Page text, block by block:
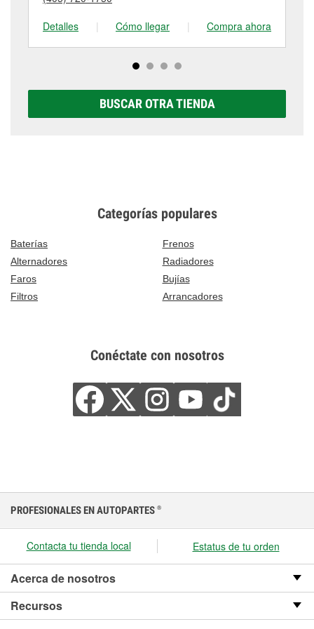
visítanos en 12029 Nw Expressway, Oklahoma City,
OK.
tienda #6456 para obtener más información.
Detalles
| Cómo llegar | Compra ahora
BUSCAR OTRA TIENDA
Categorías populares
Baterías
Frenos
Alternadores
Radiadores
Faros
Bujías
Filtros
Arrancadores
Conéctate con nosotros
PROFESIONALES EN AUTOPARTES ®
Contacta tu tienda local Estatus de tu orden
Acerca de nosotros
Recursos